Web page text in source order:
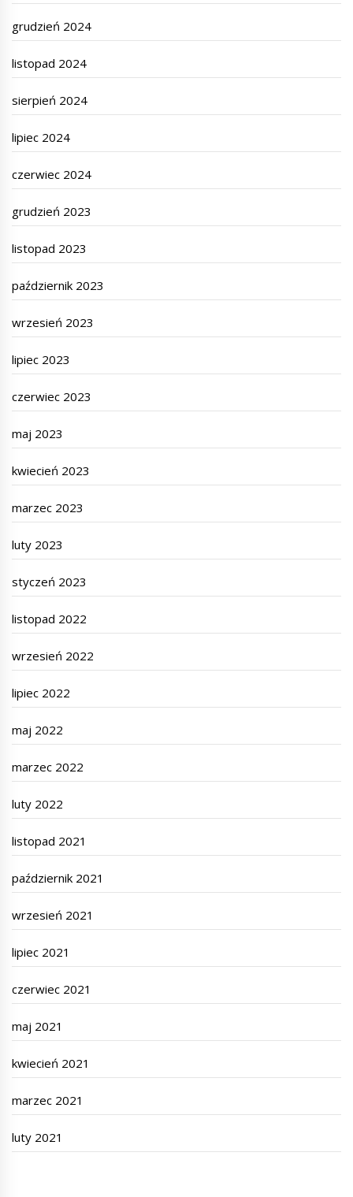
grudzień 2024
listopad 2024
sierpień 2024
lipiec 2024
czerwiec 2024
grudzień 2023
listopad 2023
październik 2023
wrzesień 2023
lipiec 2023
czerwiec 2023
maj 2023
kwiecień 2023
marzec 2023
luty 2023
styczeń 2023
listopad 2022
wrzesień 2022
lipiec 2022
maj 2022
marzec 2022
luty 2022
listopad 2021
październik 2021
wrzesień 2021
lipiec 2021
czerwiec 2021
maj 2021
kwiecień 2021
marzec 2021
luty 2021